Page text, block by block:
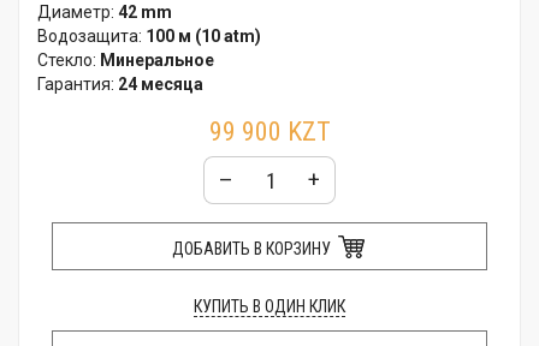
Диаметр: 42 mm
Водозащита: 100 м (10 atm)
Стекло: Минеральное
Гарантия: 24 месяца
99 900 KZT
– +
ДОБАВИТЬ В КОРЗИНУ
КУПИТЬ В ОДИН КЛИК